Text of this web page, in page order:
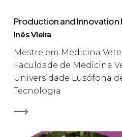
Production and Innovation
Inês Vieira
Mestre em Medicina
Faculdade de Medicina
Universidade Lusófona
Tecnologia